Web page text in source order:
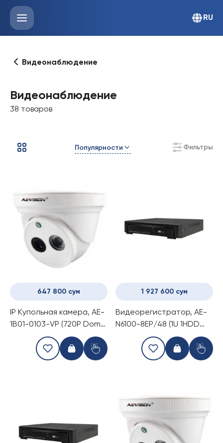
RU
Видеонаблюдение
Видеонаблюдение
38 товаров
Популярности Фильтры
647 800 сум
IP Купольная камера, AE-
1B01-0103-VP (720P Dome
camera with built-in POE)
1 927 600 сум
Видеорегистратор, AE-
N6100-8EP/48 (1U 1HDD
8Ch POE NVR)